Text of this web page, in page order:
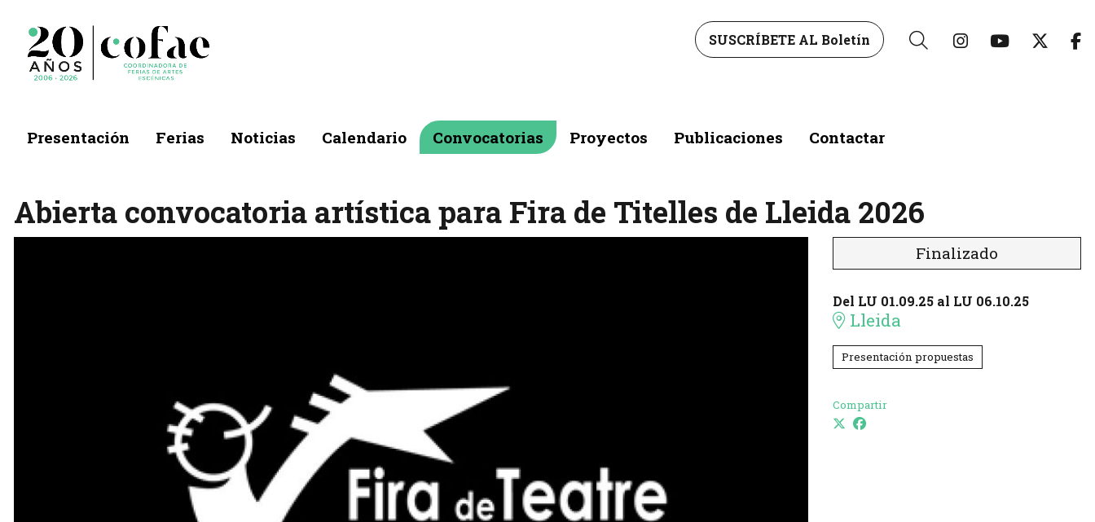
Link aLink a
SUSCRÍBETE AL Boletín
Presentación Ferias Noticias Calendario Convocatorias Proyectos Publicaciones Contactar
Abierta convocatoria artística para Fira de Titelles de Lleida 2026
Finalizado
Del LU 01.09.25 al LU 06.10.25
Lleida
Presentación propuestas
Compartir